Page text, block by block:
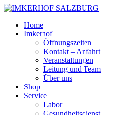
Home
Imkerhof
Öffnungszeiten
Kontakt – Anfahrt
Veranstaltungen
Leitung und Team
Über uns
Shop
Service
Labor
Gesundheitsdienst